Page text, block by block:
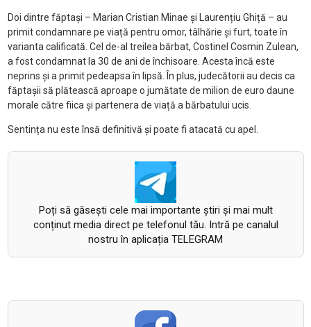
Doi dintre făptași – Marian Cristian Minae și Laurențiu Ghiță – au
primit condamnare pe viață pentru omor, tâlhărie și furt, toate în
varianta calificată. Cel de-al treilea bărbat, Costinel Cosmin Zulean,
a fost condamnat la 30 de ani de închisoare. Acesta încă este
neprins și a primit pedeapsa în lipsă. În plus, judecătorii au decis ca
făptașii să plătească aproape o jumătate de milion de euro daune
morale către fiica și partenera de viață a bărbatului ucis.
Sentința nu este însă definitivă și poate fi atacată cu apel.
Poți să găsești cele mai importante știri și mai mult
conținut media direct pe telefonul tău. Intră pe canalul
nostru în aplicația TELEGRAM